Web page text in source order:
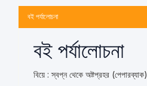
বই পর্যালোচনা
বই পর্যালোচনা
বিয়ে : স্বপ্ন থেকে অষ্টপ্রহর (পেপারব্যাক)